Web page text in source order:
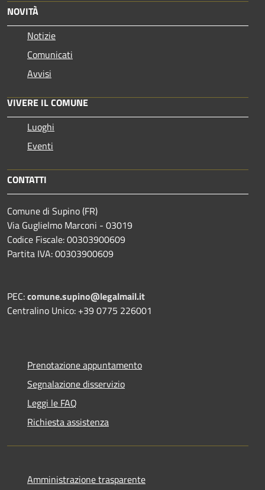
NOVITÀ
Notizie
Comunicati
Avvisi
VIVERE IL COMUNE
Luoghi
Eventi
CONTATTI
Comune di Supino (FR)
Via Guglielmo Marconi - 03019
Codice Fiscale: 00303900609
Partita IVA: 00303900609
PEC:comune.supino@legalmail.it
Centralino Unico: +39 0775 226001
Prenotazione appuntamento
Segnalazione disservizio
Leggi le FAQ
Richiesta assistenza
Amministrazione trasparente